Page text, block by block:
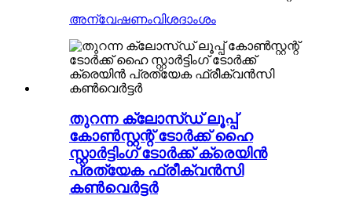
അന്വേഷണംവിശദാംശം
തുറന്ന ക്ലോസ്ഡ് ലൂപ്പ്
കോൺസ്റ്റന്റ് ടോർക്ക് ഹൈ
സ്റ്റാർട്ടിംഗ് ടോർക്ക് ക്രെയിൻ
പ്രത്യേക ഫ്രീക്വൻസി
കൺവെർട്ടർ